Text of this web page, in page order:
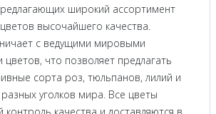
широкий ассортимент
высочайшего качества.
с ведущими мировыми
цветов, что позволяет предлагать
сорта роз, тюльпанов, лилий и
уголков мира. Все цветы